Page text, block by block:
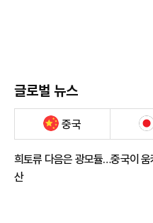
글로벌 뉴스
중국
희토류 다음은 광모듈…중국이
산